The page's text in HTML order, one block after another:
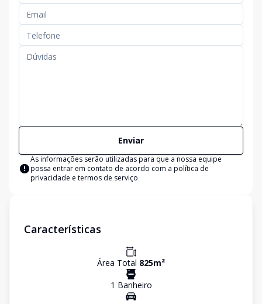
Enviar
As informações serão utilizadas para que a nossa equipe
possa entrar em contato de acordo com a política de
privacidade e termos de serviço
Características
Área Total 825m²
1 Banheiro